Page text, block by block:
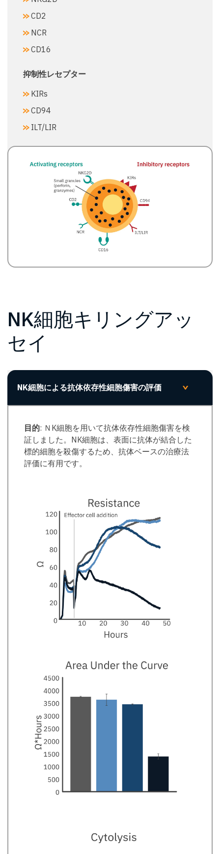
CD2​
NCR​
CD16​
抑制性レセプター​
KIRs​
CD94​
ILT/LIR
NK細胞キリングアッ
セイ
NK細胞による抗体依存性細胞傷害の評価 >
目的: ＮK細胞を用いて抗体依存性細胞傷害を検
証しました。NK細胞は、表面に抗体が結合した
標的細胞を殺傷するため、抗体ベースの治療法
評価に有用です。